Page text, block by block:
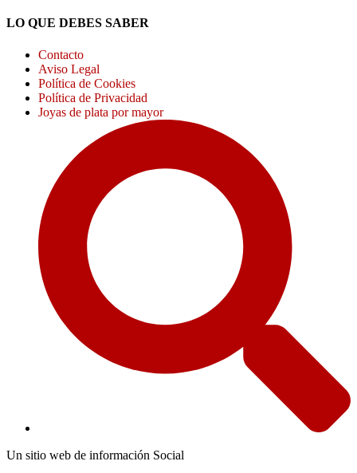
LO QUE DEBES SABER
Contacto
Aviso Legal
Política de Cookies
Política de Privacidad
Joyas de plata por mayor
Un sitio web de información Social